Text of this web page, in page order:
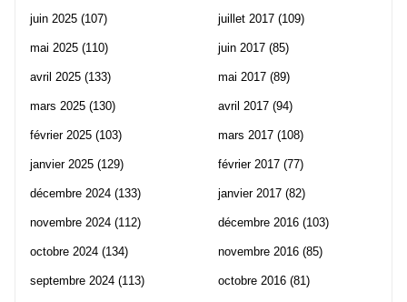
juin 2025 (107)
mai 2025 (110)
avril 2025 (133)
mars 2025 (130)
février 2025 (103)
janvier 2025 (129)
décembre 2024 (133)
novembre 2024 (112)
octobre 2024 (134)
septembre 2024 (113)
juillet 2017 (109)
juin 2017 (85)
mai 2017 (89)
avril 2017 (94)
mars 2017 (108)
février 2017 (77)
janvier 2017 (82)
décembre 2016 (103)
novembre 2016 (85)
octobre 2016 (81)